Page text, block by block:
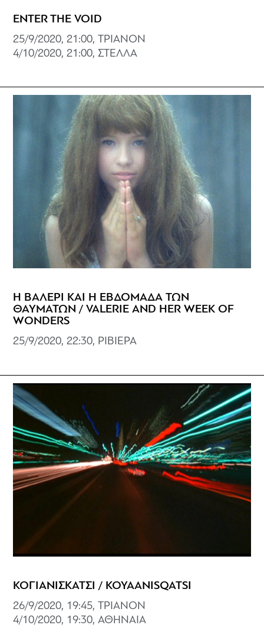
ENTER THE VOID
25/9/2020, 21:00, ΤΡΙΑΝΟΝ
4/10/2020, 21:00, ΣΤΕΛΛΑ
Η ΒΑΛΕΡΙ KAI H ΕΒΔΟΜΑΔΑ ΤΩΝ
ΘΑΥΜΑΤΩΝ / VALERIE AND HER WEEK OF
WONDERS
25/9/2020, 22:30, ΡΙΒΙΕΡΑ
ΚΟΓΙΑΝΙΣΚΑΤΣΙ / KOYAANISQATSI
26/9/2020, 19:45, ΤΡΙΑΝΟΝ
4/10/2020, 19:30, ΑΘΗΝΑΙΑ